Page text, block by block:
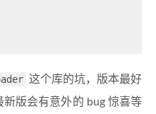
这个库的坑，版本最好
新版会有意外的 bug 惊喜等